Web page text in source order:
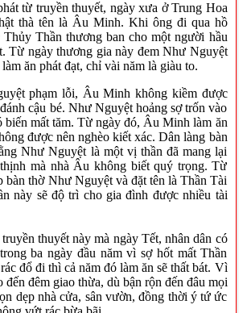
từ truyền thuyết, ngày xưa ở Trung Hoa
thà tên là Âu Minh. Khi ông đi qua hồ
Thần thương ban cho một người hầu
Từ ngày thương gia này đem Như Nguyệt
ăn phát đạt, chỉ vài năm là giàu to.
phạm lỗi, Âu Minh không kiềm được
cậu bé. Như Nguyệt hoảng sợ trốn vào
biến mất tăm. Từ ngày đó, Âu Minh làm ăn
được nên nghèo kiết xác. Dân làng bàn
Như Nguyệt là một vị thần đã mang lại
mà nhà Âu không biết quý trọng. Từ
bàn thờ Như Nguyệt và đặt tên là Thần Tài
này sẽ độ trì cho gia đình được nhiều tài
thuyết này mà ngày Tết, nhân dân có
ba ngày đầu năm vì sợ hốt mất Thần
đổ đi thì cả năm đó làm ăn sẽ thất bát. Vì
đến đêm giao thừa, dù bận rộn đến đâu mọi
dẹp nhà cửa, sân vườn, đồng thời ý tứ ức